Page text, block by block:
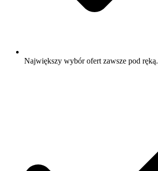
Największy wybór ofert zawsze pod ręką.